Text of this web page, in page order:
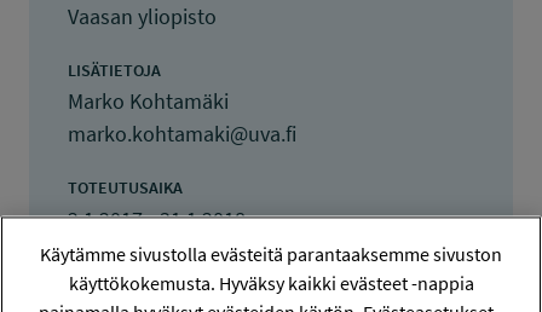
Vaasan yliopisto
LISÄTIETOJA
Marko Kohtamäki
marko.kohtamaki@uva.fi
TOTEUTUSAIKA
2.1.2017 - 31.1.2018
TYÖSUOJELURAHASTON PÄÄTÖS
24.10.2016
Käytämme sivustolla evästeitä parantaaksemme sivuston
käyttökokemusta. Hyväksy kaikki evästeet -nappia